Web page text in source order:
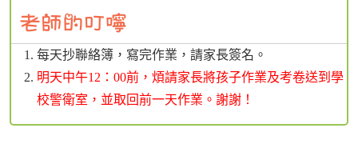
每天抄聯絡簿，寫完作業，請家長簽名。
明天中午12：00前，煩請家長將孩子作業及考卷送到學
校警衛室，並取回前一天作業。謝謝！